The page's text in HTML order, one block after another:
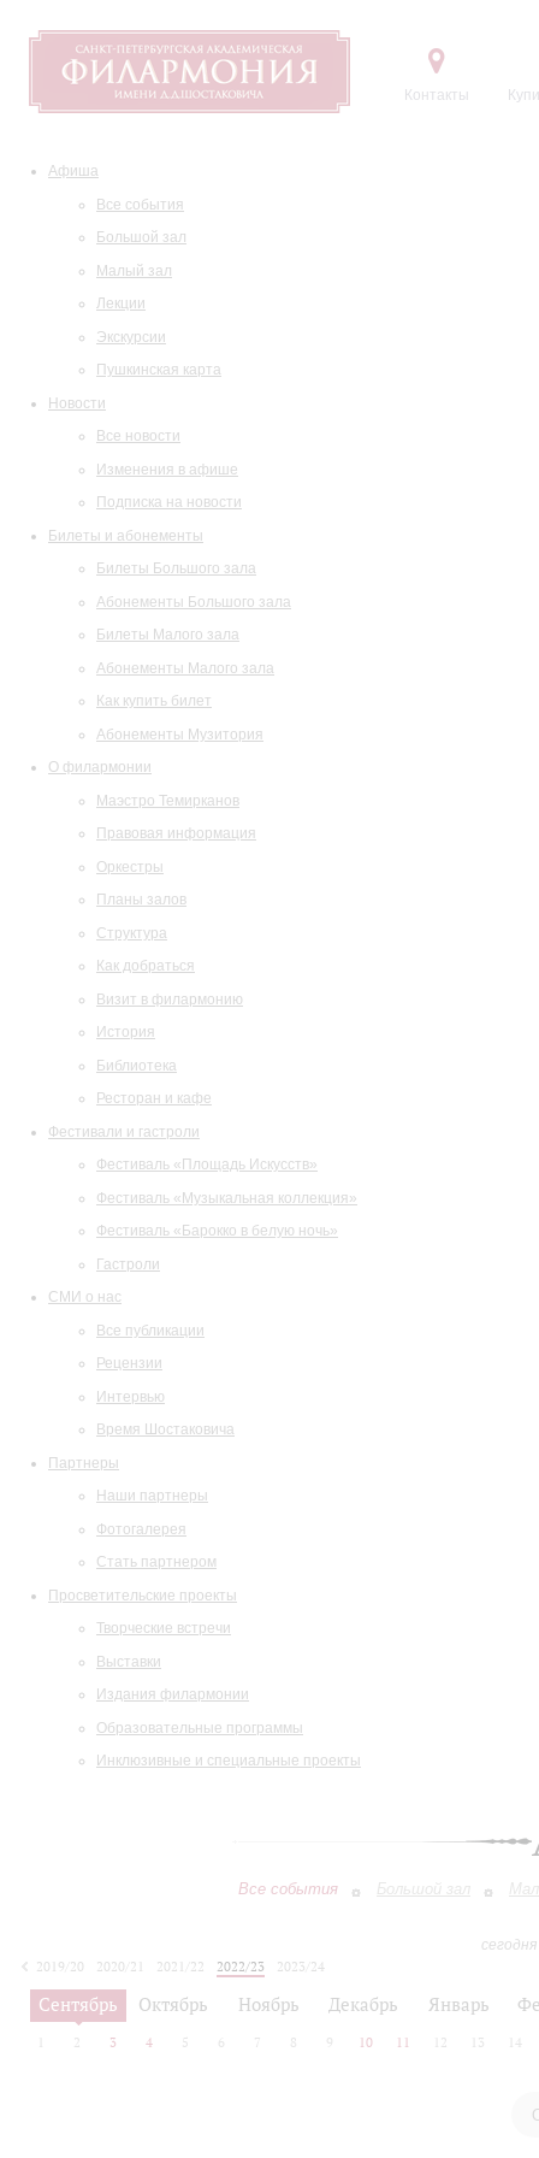
Контакты
Афиша
Все события
Большой зал
Малый зал
Лекции
Экскурсии
Пушкинская карта
Новости
Все новости
Изменения в афише
Подписка на новости
Билеты и абонементы
Билеты Большого зала
Абонементы Большого зала
Билеты Малого зала
Абонементы Малого зала
Как купить билет
Абонементы Музитория
О филармонии
Маэстро Темирканов
Правовая информация
Оркестры
Планы залов
Структура
Как добраться
Визит в филармонию
История
Библиотека
Ресторан и кафе
Фестивали и гастроли
Фестиваль «Площадь Искусств»
Фестиваль «Музыкальная коллекция»
Фестиваль «Барокко в белую ночь»
Гастроли
СМИ о нас
Все публикации
Рецензии
Интервью
Время Шостаковича
Партнеры
Наши партнеры
Фотогалерея
Стать партнером
Просветительские проекты
Творческие встречи
Выставки
Издания филармонии
Образовательные программы
Инклюзивные и специальные проекты
Все события Большой зал
2019/20
2020/21 2021/22 2022/23
2023/24
2024/25
2025/26
Сентябрь Октябрь Ноябрь Декабрь Январь
2 3 4 5 6 7 8 9 10 11 12 13 14